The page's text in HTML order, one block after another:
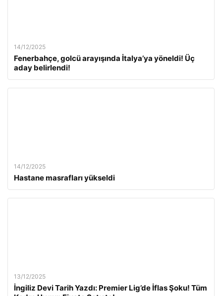
14/12/2025
Fenerbahçe, golcü arayışında İtalya’ya yöneldi! Üç
aday belirlendi!
14/12/2025
Hastane masrafları yükseldi
13/12/2025
İngiliz Devi Tarih Yazdı: Premier Lig’de İflas Şoku! Tüm